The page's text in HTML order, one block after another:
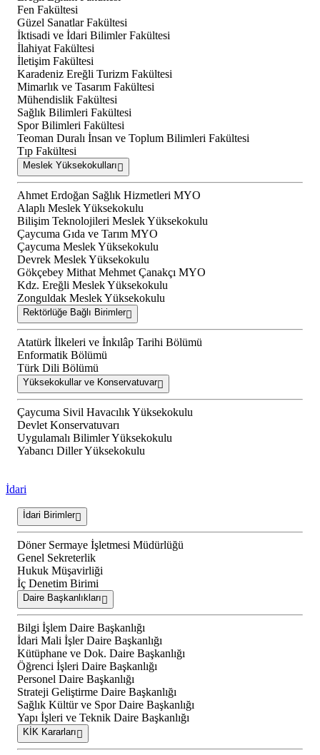
Fen Fakültesi
Güzel Sanatlar Fakültesi
İktisadi ve İdari Bilimler Fakültesi
İlahiyat Fakültesi
İletişim Fakültesi
Karadeniz Ereğli Turizm Fakültesi
Mimarlık ve Tasarım Fakültesi
Mühendislik Fakültesi
Sağlık Bilimleri Fakültesi
Spor Bilimleri Fakültesi
Teoman Duralı İnsan ve Toplum Bilimleri Fakültesi
Tıp Fakültesi
Meslek Yüksekokulları
Ahmet Erdoğan Sağlık Hizmetleri MYO
Alaplı Meslek Yüksekokulu
Bilişim Teknolojileri Meslek Yüksekokulu
Çaycuma Gıda ve Tarım MYO
Çaycuma Meslek Yüksekokulu
Devrek Meslek Yüksekokulu
Gökçebey Mithat Mehmet Çanakçı MYO
Kdz. Ereğli Meslek Yüksekokulu
Zonguldak Meslek Yüksekokulu
Rektörlüğe Bağlı Birimler
Atatürk İlkeleri ve İnkılâp Tarihi Bölümü
Enformatik Bölümü
Türk Dili Bölümü
Yüksekokullar ve Konservatuvar
Çaycuma Sivil Havacılık Yüksekokulu
Devlet Konservatuvarı
Uygulamalı Bilimler Yüksekokulu
Yabancı Diller Yüksekokulu
İdari
İdari Birimler
Döner Sermaye İşletmesi Müdürlüğü
Genel Sekreterlik
Hukuk Müşavirliği
İç Denetim Birimi
Daire Başkanlıkları
Bilgi İşlem Daire Başkanlığı
İdari Mali İşler Daire Başkanlığı
Kütüphane ve Dok. Daire Başkanlığı
Öğrenci İşleri Daire Başkanlığı
Personel Daire Başkanlığı
Strateji Geliştirme Daire Başkanlığı
Sağlık Kültür ve Spor Daire Başkanlığı
Yapı İşleri ve Teknik Daire Başkanlığı
KİK Kararları